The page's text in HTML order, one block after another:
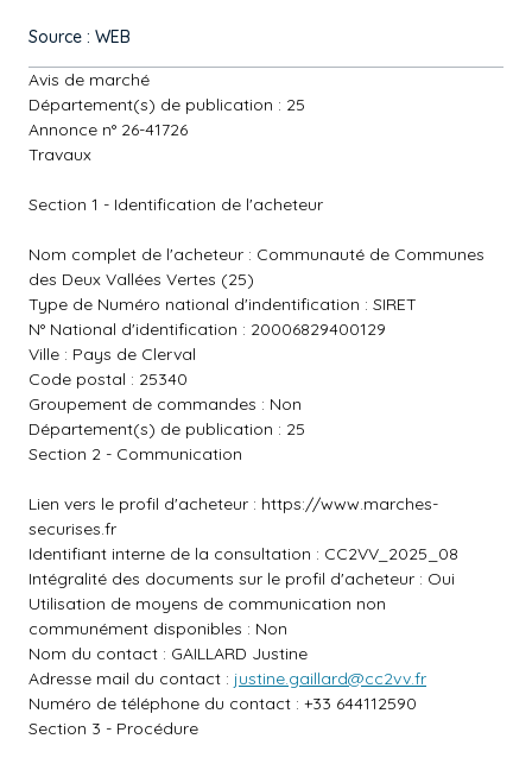
Source : WEB
Avis de marché
Département(s) de publication : 25
Annonce n° 26-41726
Travaux
Section 1 - Identification de l'acheteur
Nom complet de l'acheteur : Communauté de Communes
des Deux Vallées Vertes (25)
Type de Numéro national d'indentification : SIRET
N° National d'identification : 20006829400129
Ville : Pays de Clerval
Code postal : 25340
Groupement de commandes : Non
Département(s) de publication : 25
Section 2 - Communication
Lien vers le profil d'acheteur : https://www.marches-
securises.fr
Identifiant interne de la consultation : CC2VV_2025_08
Intégralité des documents sur le profil d'acheteur : Oui
Utilisation de moyens de communication non
communément disponibles : Non
Nom du contact : GAILLARD Justine
Adresse mail du contact : justine.gaillard@cc2vv.fr
Numéro de téléphone du contact : +33 644112590
Section 3 - Procédure